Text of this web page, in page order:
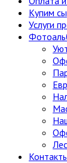
Купим
Услуги